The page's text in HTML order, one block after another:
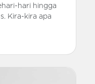
hari hingga
Kira-kira apa